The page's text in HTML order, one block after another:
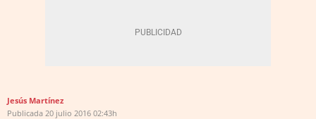
Jesús Martínez
Publicada 20 julio 2016 02:43h